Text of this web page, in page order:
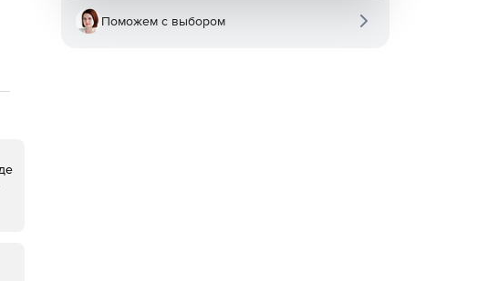
Поможем с выбором